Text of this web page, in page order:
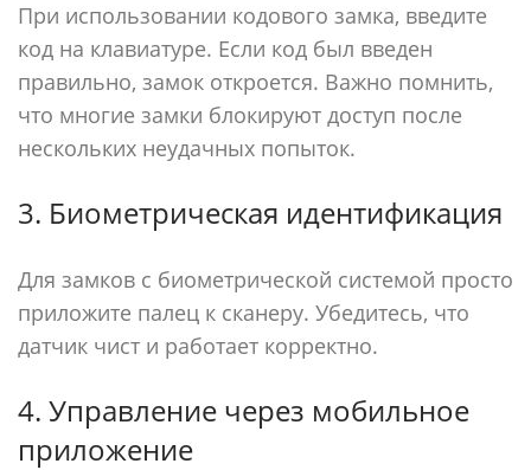
При использовании кодового замка, введите
код на клавиатуре. Если код был введен
правильно, замок откроется. Важно помнить,
что многие замки блокируют доступ после
нескольких неудачных попыток.
3. Биометрическая идентификация
Для замков с биометрической системой просто
приложите палец к сканеру. Убедитесь, что
датчик чист и работает корректно.
4. Управление через мобильное
приложение